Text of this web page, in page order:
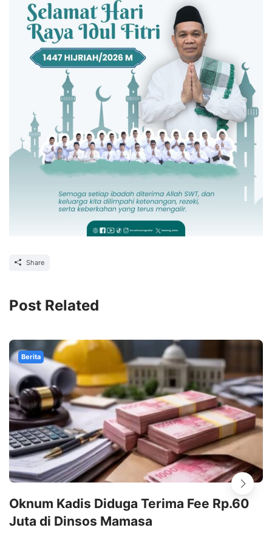
Share
Post Related
Berita
Oknum Kadis Diduga Terima Fee Rp.60
Juta di Dinsos Mamasa